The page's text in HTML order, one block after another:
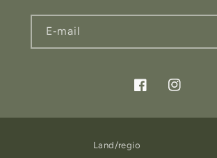
E‑mail
FacebookInstagram
Land/regio